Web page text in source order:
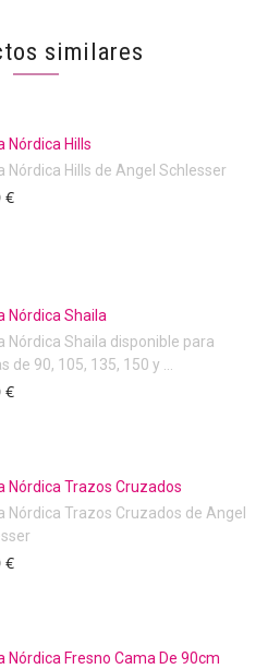
similares
Nórdica Hills
Nórdica Hills de Angel Schlesser
€
Nórdica Shaila
Nórdica Shaila disponible para
de 90, 105, 135, 150 y ...
€
Nórdica Trazos Cruzados
Nórdica Trazos Cruzados de Angel
€
Nórdica Fresno Cama De 90cm